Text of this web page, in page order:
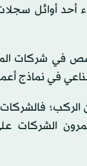
أوائل
في شركات
في نماذج
الركب؛
الشركات